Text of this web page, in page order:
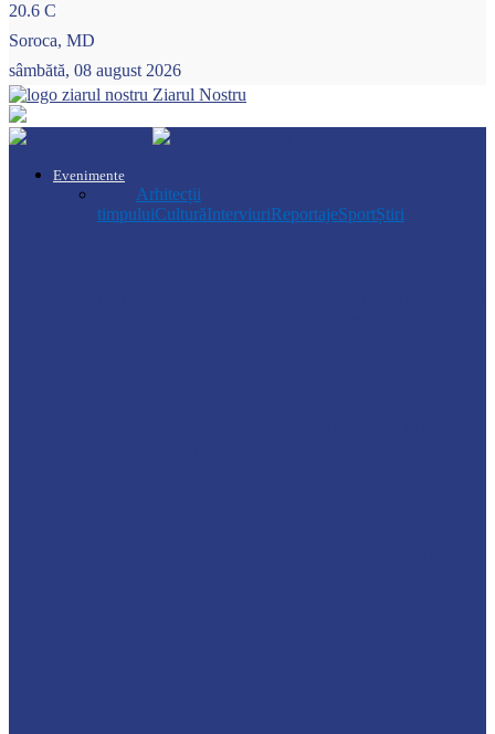
20.6 C
Soroca, MD
sâmbătă, 08 august 2026
Ziarul Nostru
Evenimente
Arhitecții
timpuluiCulturăInterviuriReportajeSportȘtiri